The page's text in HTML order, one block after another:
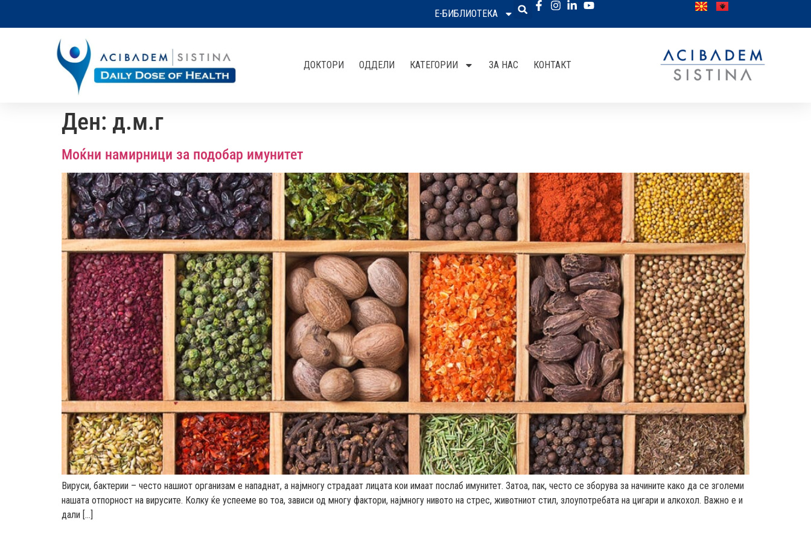
Е-БИБЛИОТЕКА
ДОКТОРИ ОДДЕЛИ КАТЕГОРИИ ЗА НАС КОНТАКТ
Ден: д.м.г
Моќни намирници за подобар имунитет
Вируси, бактерии – често нашиот организам е нападнат, а најмногу страдаат лицата кои имаат послаб имунитет. Затоа, пак, често се зборува за начините како да се зголеми
нашата отпорност на вирусите. Колку ќе успееме во тоа, зависи од многу фактори, најмногу нивото на стрес, животниот стил, злоупотребата на цигари и алкохол. Важно е и
дали […]